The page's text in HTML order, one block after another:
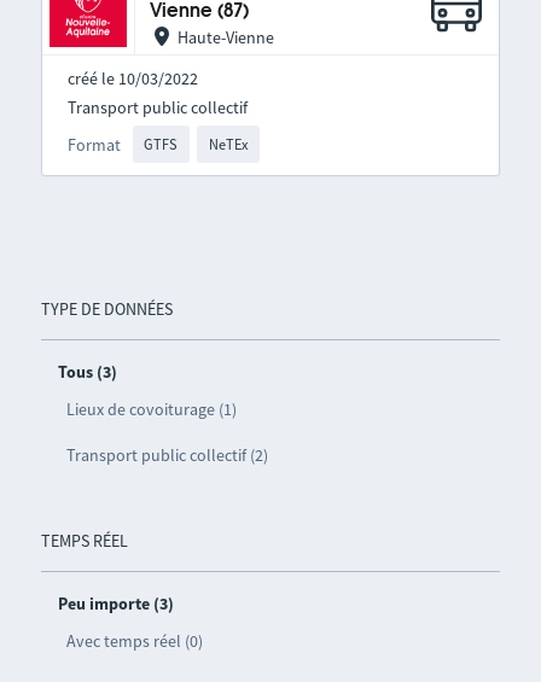
TYPE DE DONNÉES
Tous (3)
Lieux de covoiturage (1)
Transport public collectif (2)
TEMPS RÉEL
Peu importe (3)
Avec temps réel (0)
Vienne (87)
Haute-Vienne
créé le 10/03/2022
Format GTFS NeTEx
Transport public collectif